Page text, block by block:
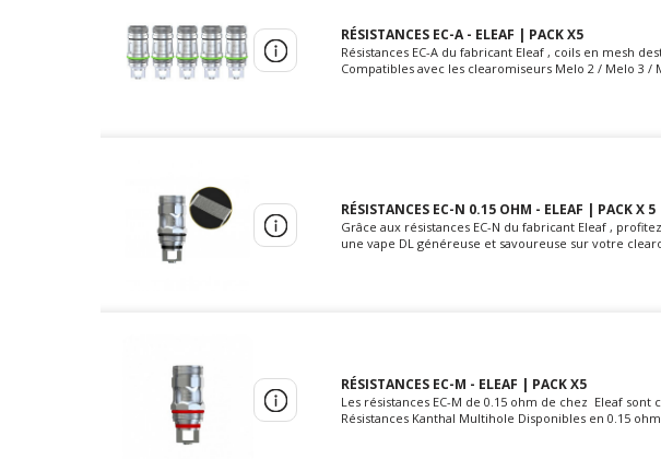
RÉSISTANCES EC-A - ELEAF | PACK X5
Résistances EC-A du fabricant Eleaf , coils en mesh
Compatibles avec les clearomiseurs Melo 2 / Melo 3 /
RÉSISTANCES EC-N 0.15 OHM - ELEAF | PACK X 5
Grâce aux résistances EC-N du fabricant Eleaf ,
une vape DL généreuse et savoureuse sur votre
RÉSISTANCES EC-M - ELEAF | PACK X5
Les résistances EC-M de 0.15 ohm de chez Eleaf sont
Résistances Kanthal Multihole Disponibles en 0.15